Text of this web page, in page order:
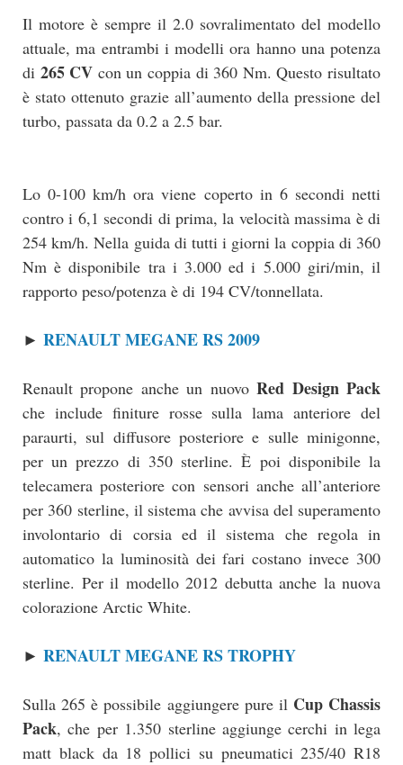
Il motore è sempre il 2.0 sovralimentato del modello
attuale, ma entrambi i modelli ora hanno una potenza
di 265 CV con un coppia di 360 Nm. Questo risultato
è stato ottenuto grazie all’aumento della pressione del
turbo, passata da 0.2 a 2.5 bar.
Lo 0-100 km/h ora viene coperto in 6 secondi netti
contro i 6,1 secondi di prima, la velocità massima è di
254 km/h. Nella guida di tutti i giorni la coppia di 360
Nm è disponibile tra i 3.000 ed i 5.000 giri/min, il
rapporto peso/potenza è di 194 CV/tonnellata.
► RENAULT MEGANE RS 2009
Renault propone anche un nuovoRed Design Pack
che include finiture rosse sulla lama anteriore del
paraurti, sul diffusore posteriore e sulle minigonne,
per un prezzo di 350 sterline. È poi disponibile la
telecamera posteriore con sensori anche all’anteriore
per 360 sterline, il sistema che avvisa del superamento
involontario di corsia ed il sistema che regola in
automatico la luminosità dei fari costano invece 300
sterline. Per il modello 2012 debutta anche la nuova
colorazione Arctic White.
► RENAULT MEGANE RS TROPHY
Sulla 265 è possibile aggiungere pure il Cup Chassis
Pack, che per 1.350 sterline aggiunge cerchi in lega
matt black da 18 pollici su pneumatici 235/40 R18